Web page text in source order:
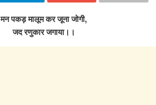
मन पकड़ मालूम कर जूना जोगी,
जद रणुकार जगाया।।